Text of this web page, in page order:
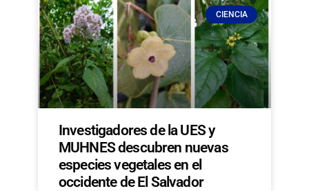
CIENCIA
Investigadores de la UES y
MUHNES descubren nuevas
especies vegetales en el
occidente de El Salvador